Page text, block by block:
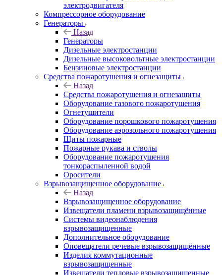
электродвигателя
Компрессорное оборудование
Генераторы
Назад
Генераторы
Дизельные электростанции
Дизельные высоковольтные электростанции
Бензиновые электростанции
Средства пожаротушения и огнезащиты
Назад
Средства пожаротушения и огнезащиты
Оборудование газового пожаротушения
Огнетушители
Оборудование порошкового пожаротушения
Оборудование аэрозольного пожаротушения
Щиты пожарные
Пожарные рукава и стволы
Оборудование пожаротушения
тонкораспыленной водой
Оросители
Взрывозащищенное оборудование
Назад
Взрывозащищенное оборудование
Извещатели пламени взрывозащищённые
Системы видеонаблюдения
взрывозащищенные
Дополнительное оборудование
Оповещатели речевые взрывозащищённые
Изделия коммутационные
взрывозащищенные
Извещатели тепловые взрывозащищенные